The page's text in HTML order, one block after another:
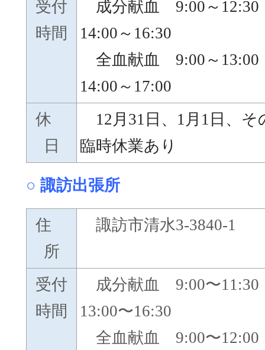
受付
時間
成分献血 9:00～
14:00～16:30
全血献血 9:00～
14:00～17:00
休
日
12月31日、1月1日、そ
臨時休業あり
○ 諏訪出張所
住
所
諏訪市清水3-3840-1
受付
時間
成分献血 9:00〜
13:00〜16:30
全血献血 9:00〜